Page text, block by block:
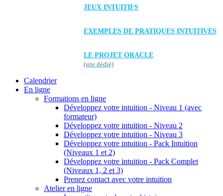
JEUX INTUITIFS
EXEMPLES DE PRATIQUES INTUITIVES
LE PROJET ORACLE
(site dédié)
Calendrier
En ligne
Formations en ligne
Développez votre intuition - Niveau 1 (avec
formateur)
Développez votre intuition - Niveau 2
Développez votre intuition - Niveau 3
Développez votre intuition - Pack Intuition
(Niveaux 1 et 2)
Développez votre intuition - Pack Complet
(Niveaux 1, 2 et 3)
Prenez contact avec votre intuition
Atelier en ligne